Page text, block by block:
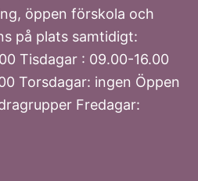
öppen förskola och
på plats samtidigt:
Tisdagar : 09.00-16.00
Torsdagar: ingen Öppen
Fredagar: